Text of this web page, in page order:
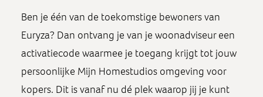
Ben je één van de toekomstige bewoners van
Euryza? Dan ontvang je van je woonadviseur een
activatiecode waarmee je toegang krijgt tot jouw
persoonlijke Mijn Homestudios omgeving voor
kopers. Dit is vanaf nu dé plek waarop jij je kunt